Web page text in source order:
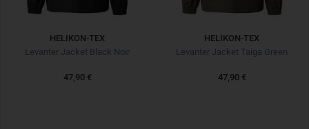
HELIKON-TEX
Levanter Jacket Black Noir
47,90 €
HELIKON-TEX
Levanter Jacket Taiga Green
47,90 €